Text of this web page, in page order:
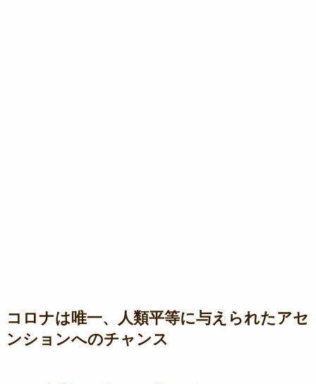
コロナは唯一、人類平等に与えられたアセ
ンションへのチャンス